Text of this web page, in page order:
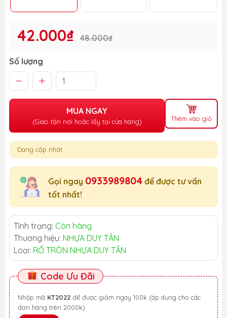
42.000₫ 48.000₫
Số lượng
MUA NGAY
(Giao tận nơi hoặc lấy tại cửa hàng) Thêm vào giỏ
Đang cập nhật
Gọi ngay 0933989804 để được tư vấn
tốt nhất!
Tình trạng: Còn hàng
Thương hiệu: NHỰA DUY TÂN
Loại: RỔ TRÒN NHỰA DUY TÂN
Code Ưu Đãi
Nhập mã KT2022
đơn hàng trên 2000k)